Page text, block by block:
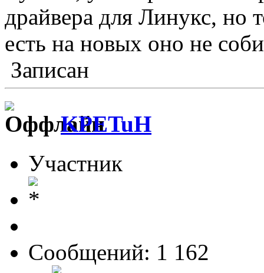
драйвера для Линукс, но
есть на новых оно не
Записан
KPETuH
Участник
Сообщений: 1 162